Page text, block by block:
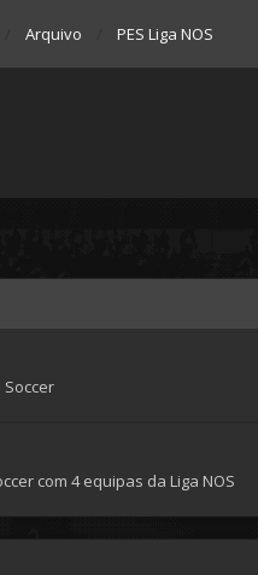
Arquivo PES Liga NOS
com 4 equipas da Liga NOS